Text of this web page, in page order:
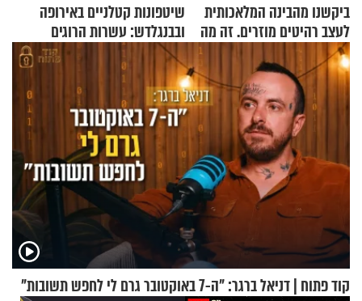
ביקשנו מהבינה המלאכותית
לעצב רהיטים מוזרים. זה מה
שיצא
שיטפונות קטלניים באירופה
ובבנגלדש: עשרות הרוגים
ומיליון נפגעים
קוד פתוח | דניאל ברגר: "ה-7 באוקטובר גרם לי לחפש תשובות"